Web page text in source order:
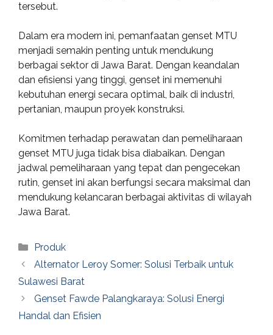
tersebut.
Dalam era modern ini, pemanfaatan genset MTU
menjadi semakin penting untuk mendukung
berbagai sektor di Jawa Barat. Dengan keandalan
dan efisiensi yang tinggi, genset ini memenuhi
kebutuhan energi secara optimal, baik di industri,
pertanian, maupun proyek konstruksi.
Komitmen terhadap perawatan dan pemeliharaan
genset MTU juga tidak bisa diabaikan. Dengan
jadwal pemeliharaan yang tepat dan pengecekan
rutin, genset ini akan berfungsi secara maksimal dan
mendukung kelancaran berbagai aktivitas di wilayah
Jawa Barat.
Categories
Produk
Alternator Leroy Somer: Solusi Terbaik untuk
Sulawesi Barat
Genset Fawde Palangkaraya: Solusi Energi
Handal dan Efisien